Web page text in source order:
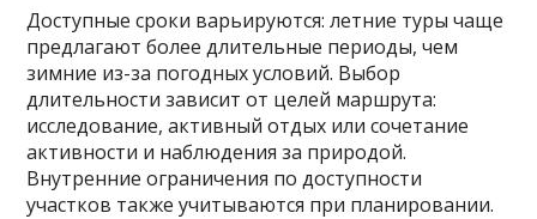
Доступные сроки варьируются: летние туры чаще
предлагают более длительные периоды, чем
зимние из-за погодных условий. Выбор
длительности зависит от целей маршрута:
исследование, активный отдых или сочетание
активности и наблюдения за природой.
Внутренние ограничения по доступности
участков также учитываются при планировании.